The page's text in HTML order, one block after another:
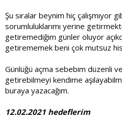
Şu sıralar beynim hiç çalışmıyor
sorumluluklarımı yerine
getiremediğim günler oluyor
getirememek beni çok mutsuz
Günlüğü açma sebebim düzenli
getirebilmeyi kendime
buraya yazacağım.
12.02.2021 hedeflerim